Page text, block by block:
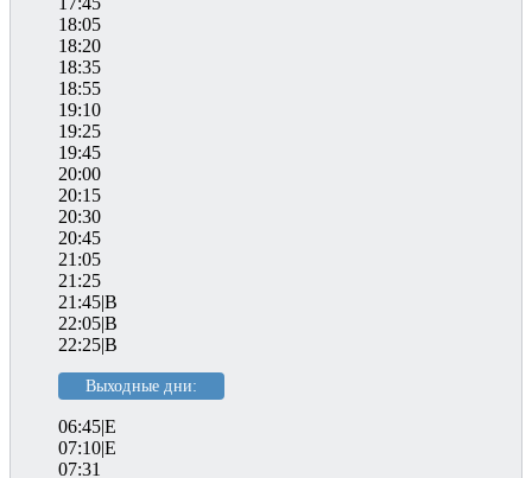
18:05
18:20
18:35
18:55
19:10
19:25
19:45
20:00
20:15
20:30
20:45
21:05
21:25
21:45|B
22:05|B
22:25|B
Выходные дни:
06:45|E
07:10|E
07:31